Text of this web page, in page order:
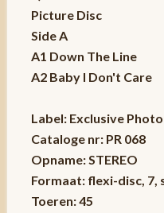
Picture Disc
Side A
A1 Down The Line
A2 Baby I Don't Care
Label: Exclusive
Cataloge nr: PR 068
Opname: STEREO
Formaat: flexi-disc, 7,
Toeren: 45